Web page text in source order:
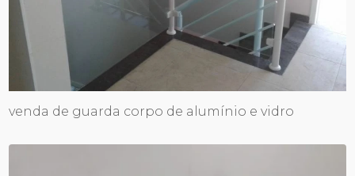
venda de guarda corpo de alumínio e vidro